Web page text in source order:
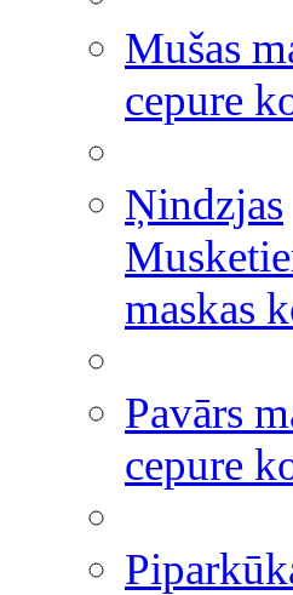
Mušas
cepure
Ņindzjas
maskas
Pavārs
cepure